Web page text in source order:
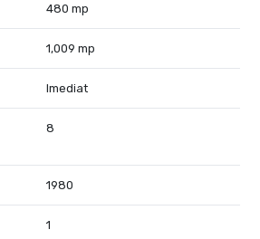
480 mp
1,009 mp
Imediat
8
1980
1